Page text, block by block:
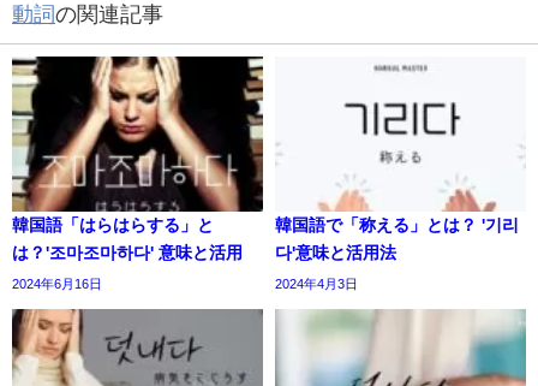
動詞の関連記事
韓国語「はらはらする」と
は？'조마조마하다' 意味と活用
2024年6月16日
韓国語で「称える」とは？ '기리
다'意味と活用法
2024年4月3日